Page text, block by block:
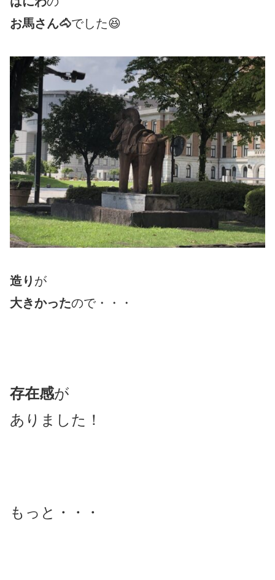
お馬さん🐴でした😆
造り が
大きかったので・・・
存在感が
ありました！
もっと・・・